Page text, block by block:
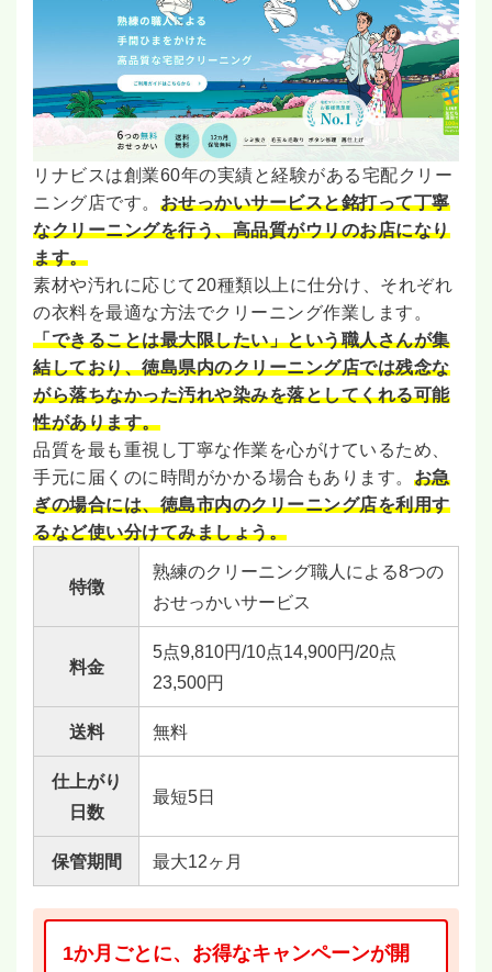
リナビスは創業60年の実績と経験がある宅配クリー
ニング店です。 おせっかいサービスと銘打って丁寧
なクリーニングを行う、高品質がウリのお店になり
ます。
素材や汚れに応じて20種類以上に仕分け、それぞれ
の衣料を最適な方法でクリーニング作業します。
「できることは最大限したい」という職人さんが集
結しており、徳島県内のクリーニング店では残念な
がら落ちなかった汚れや染みを落としてくれる可能
性があります。
品質を最も重視し丁寧な作業を心がけているため、
手元に届くのに時間がかかる場合もあります。 お急
ぎの場合には、徳島市内のクリーニング店を利用す
るなど使い分けてみましょう。
特徴
熟練のクリーニング職人による8つの
おせっかいサービス
料金
5点9,810円/10点14,900円/20点
23,500円
送料 無料
仕上がり
日数
最短5日
保管期間 最大12ヶ月
1か月ごとに、お得なキャンペーンが開